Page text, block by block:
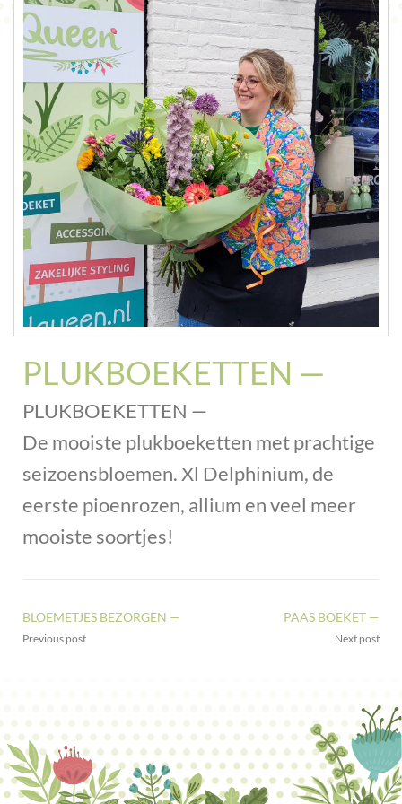
PLUKBOEKETTEN —
PLUKBOEKETTEN —
De mooiste plukboeketten met prachtige
seizoensbloemen. Xl Delphinium, de
eerste pioenrozen, allium en veel meer
mooiste soortjes!
BLOEMETJES BEZORGEN —
Previous post
PAAS BOEKET —
Next post
CONTACT